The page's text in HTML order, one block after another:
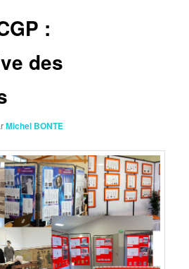
:
des
Michel BONTE